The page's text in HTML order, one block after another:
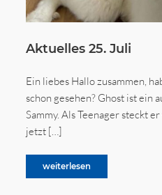
Aktuelles 25. Juli
Ein liebes Hallo zusammen,
schon gesehen? Ghost ist ein
Sammy. Als Teenager steckt
jetzt […]
weiterlesen